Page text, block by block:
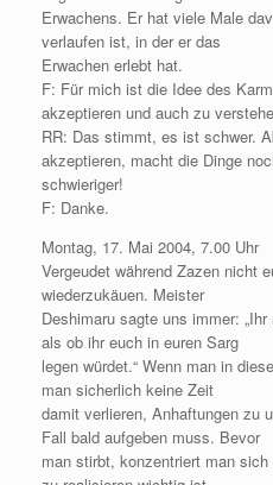
Erwachens. Er hat viele Male
verlaufen ist, in der er das
Erwachen erlebt hat.
F: Für mich ist die Idee des
akzeptieren und auch zu
RR: Das stimmt, es ist schwer.
akzeptieren, macht die Dinge
schwieriger!
F: Danke.
Montag, 17. Mai 2004, 7.00 Uhr
Vergeudet während Zazen nicht
wiederzukäuen. Meister
Deshimaru sagte uns immer:
als ob ihr euch in euren Sarg
legen würdet.“ Wenn man in
man sicherlich keine Zeit
damit verlieren, Anhaftungen zu
Fall bald aufgeben muss. Bevor
man stirbt, konzentriert man